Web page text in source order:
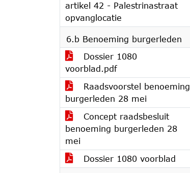
artikel 42 - Palestrinastraat
opvanglocatie
6.b Benoeming burgerleden
Dossier 1080
voorblad.pdf
Raadsvoorstel benoeming
burgerleden 28 mei
Concept raadsbesluit
benoeming burgerleden 28
mei
Dossier 1080 voorblad